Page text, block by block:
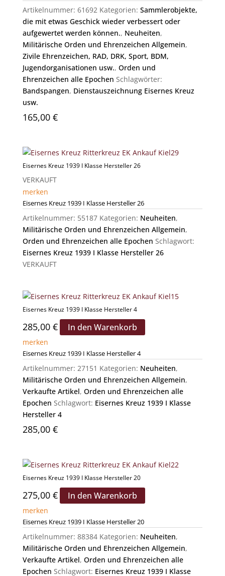
Artikelnummer: 61692 Kategorien: Sammlerobjekte,
die mit etwas Geschick wieder verbessert oder
aufgewertet werden können., Neuheiten,
Militärische Orden und Ehrenzeichen Allgemein,
Zivile Ehrenzeichen, RAD, DRK, Sport, BDM,
Jugendorganisationen usw., Orden und
Ehrenzeichen alle Epochen Schlagwörter:
Bandspangen, Dienstauszeichnung Eisernes Kreuz
usw.
165,00 €
Eisernes Kreuz 1939 I Klasse Hersteller 26
VERKAUFT
merken
Eisernes Kreuz 1939 I Klasse Hersteller 26
Artikelnummer: 55187 Kategorien: Neuheiten,
Militärische Orden und Ehrenzeichen Allgemein,
Orden und Ehrenzeichen alle Epochen Schlagwort:
Eisernes Kreuz 1939 I Klasse Hersteller 26
VERKAUFT
Eisernes Kreuz 1939 I Klasse Hersteller 4
285,00 € In den Warenkorb
merken
Eisernes Kreuz 1939 I Klasse Hersteller 4
Artikelnummer: 27151 Kategorien: Neuheiten,
Militärische Orden und Ehrenzeichen Allgemein,
Verkaufte Artikel, Orden und Ehrenzeichen alle
Epochen Schlagwort: Eisernes Kreuz 1939 I Klasse
Hersteller 4
285,00 €
Eisernes Kreuz 1939 I Klasse Hersteller 20
275,00 € In den Warenkorb
merken
Eisernes Kreuz 1939 I Klasse Hersteller 20
Artikelnummer: 88384 Kategorien: Neuheiten,
Militärische Orden und Ehrenzeichen Allgemein,
Verkaufte Artikel, Orden und Ehrenzeichen alle
Epochen Schlagwort: Eisernes Kreuz 1939 I Klasse